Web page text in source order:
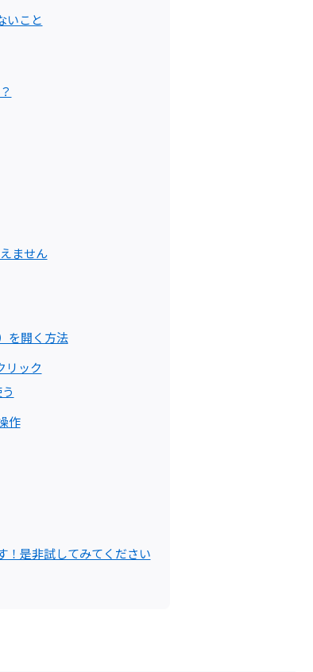
いこと
ません
を開く方法
リック
作
是非試してみてください